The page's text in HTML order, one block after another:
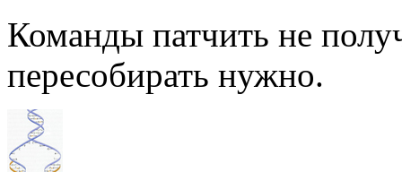
Команды патчить не
пересобирать нужно.